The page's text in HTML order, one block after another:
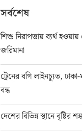
সর্বশেষ
শিশু নিরাপত্তায় ব্যর্থ
জরিমানা
ট্রেনের বগি লাইনচ্যুত,
বন্ধ
দেশের বিভিন্ন স্থানে বৃষ্টির